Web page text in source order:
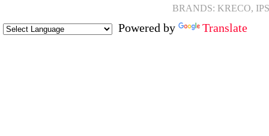
BRANDS: KRECO,
Powered by Translate